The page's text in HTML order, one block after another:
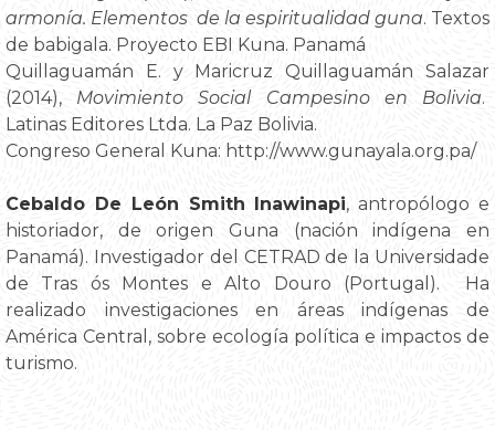
armonía. Elementos de la espiritualidad guna. Textos
de babigala. Proyecto EBI Kuna. Panamá
Quillaguamán E. y Maricruz Quillaguamán Salazar
(2014), Movimiento Social Campesino en Bolivia.
Latinas Editores Ltda. La Paz Bolivia.
Congreso General Kuna: http://www.gunayala.org.pa/
Cebaldo De León Smith Inawinapi, antropólogo e
historiador, de origen Guna (nación indígena en
Panamá). Investigador del CETRAD de la Universidade
de Tras ós Montes e Alto Douro (Portugal). Ha
realizado investigaciones en áreas indígenas de
América Central, sobre ecología política e impactos de
turismo.